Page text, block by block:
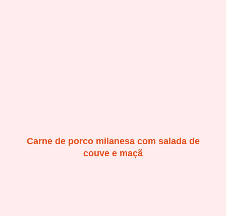
Carne de porco milanesa com salada de
couve e maçã